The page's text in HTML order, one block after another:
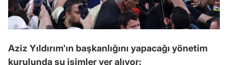
Aziz Yıldırım'ın başkanlığını yapacağı yönetim
kurulunda şu isimler yer alıyor: